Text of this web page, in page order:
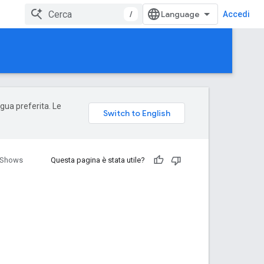
/ Accedi
preferita. Le
Shows Questa pagina è stata utile?